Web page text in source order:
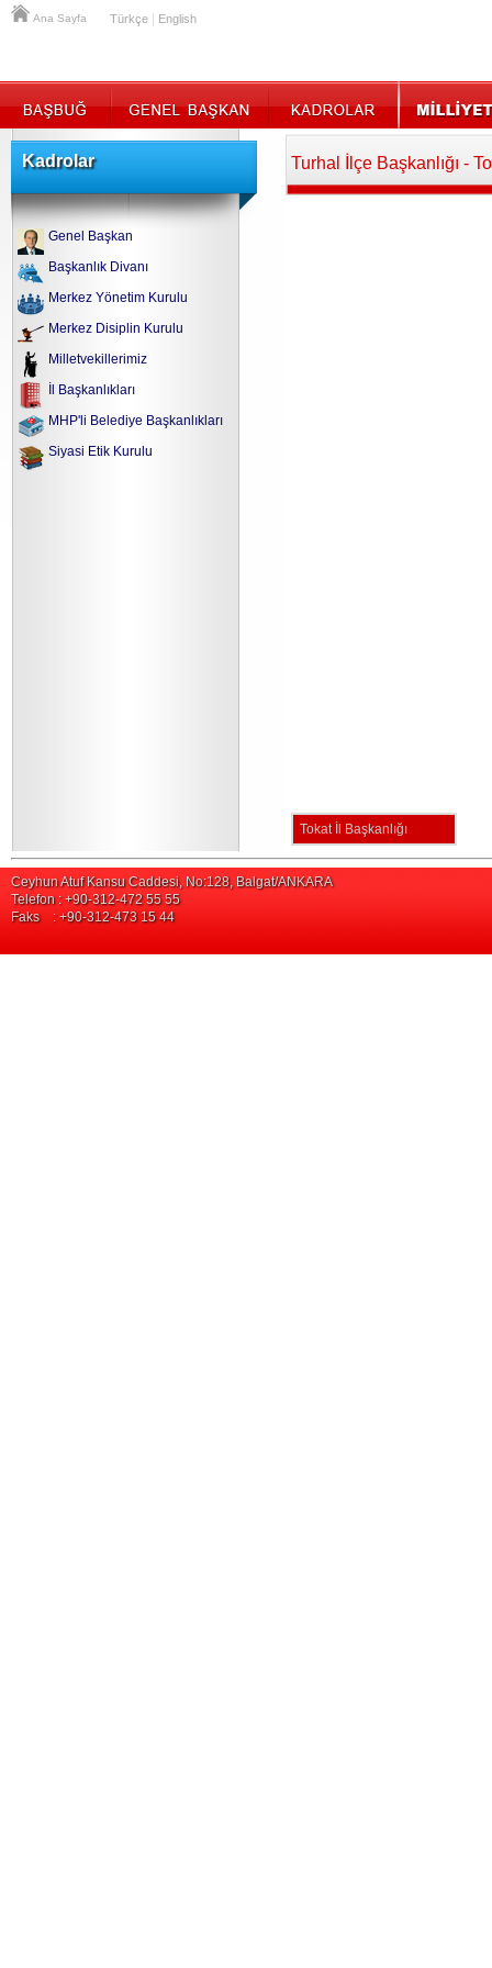
Ana Sayfa Türkçe English
Kadrolar
Genel Başkan
Başkanlık Divanı
Merkez Yönetim Kurulu
Merkez Disiplin Kurulu
Milletvekillerimiz
İl Başkanlıkları
MHP'li Belediye Başkanlıkları
Siyasi Etik Kurulu
Turhal İlçe Başkanlığı -
Tokat İl Başkanlığı
Ceyhun Atuf Kansu Caddesi, No:128, Balgat/ANKARA
Telefon : +90-312-472 55 55
Faks : +90-312-473 15 44